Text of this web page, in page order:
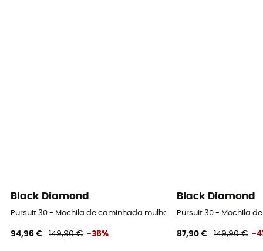
Black Diamond
Pursuit 30 - Mochila de caminhada mulher
94,96 € 149,90 € -36%
Black Diamond
Pursuit 30 - Mochila
87,90 € 149,90 € -